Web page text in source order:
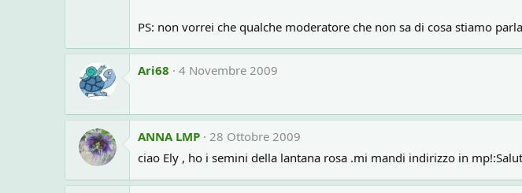
PS: non vorrei che qualche moderatore che non sa di cosa stiamo
Ari68 4 Novembre 2009
ANNA LMP
28 Ottobre 2009
ciao Ely , ho i semini della lantana rosa .mi mandi indirizzo in